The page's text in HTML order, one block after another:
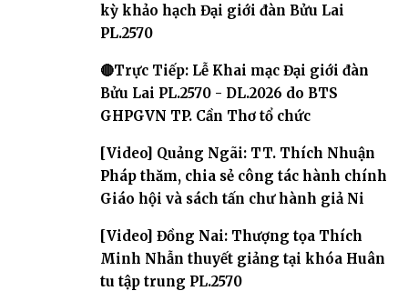
kỳ khảo hạch Đại giới đàn Bửu Lai
PL.2570
🔴Trực Tiếp: Lễ Khai mạc Đại giới đàn
Bửu Lai PL.2570 - DL.2026 do BTS
GHPGVN TP. Cần Thơ tổ chức
[Video] Quảng Ngãi: TT. Thích Nhuận
Pháp thăm, chia sẻ công tác hành chính
Giáo hội và sách tấn chư hành giả Ni
[Video] Đồng Nai: Thượng tọa Thích
Minh Nhẫn thuyết giảng tại khóa Huân
tu tập trung PL.2570